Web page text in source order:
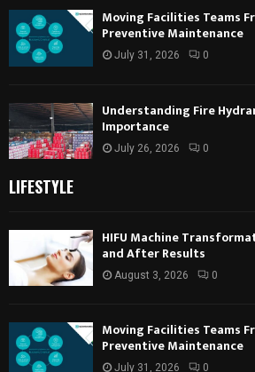
Moving Facilities Teams
Preventive Maintenance
July 31, 2026 0
Understanding Fire
Importance
July 26, 2026 0
LIFESTYLE
HIFU Machine
and After Results
August 3, 2026 0
Moving Facilities Teams
Preventive Maintenance
July 31, 2026 0